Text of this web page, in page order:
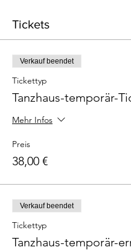
Tickets
Verkauf beendet
Tickettyp
Tanzhaus-temporär-
Mehr Infos
Preis
38,00 €
Verkauf beendet
Tickettyp
Tanzhaus-temporär-